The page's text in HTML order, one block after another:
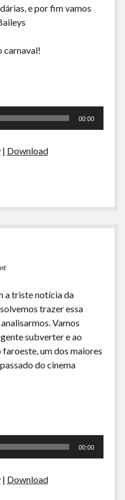
e por fim vamos
carnaval!
00:00
| Download
a triste notícia da
trazer essa
Vamos
subverter e ao
um dos maiores
do cinema
00:00
| Download